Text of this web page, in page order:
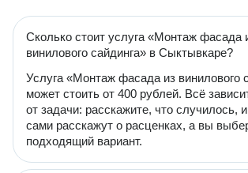
Сколько стоит услуга «Монтаж фасада
винилового сайдинга» в Сыктывкаре?
Услуга «Монтаж фасада из винилового
может стоить от 400 рублей. Всё
от задачи: расскажите, что случилось,
сами расскажут о расценках, а вы
подходящий вариант.